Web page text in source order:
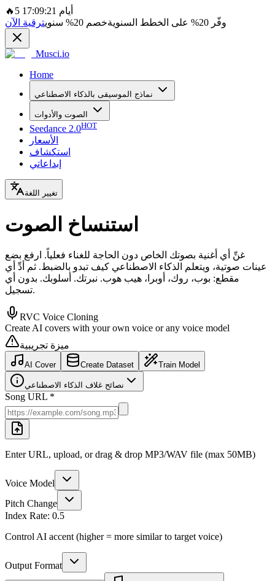
🔥
5 أيام 17:09:21
وفّر 20% على الخطط السنويةخصم 20% سنويترقية الآن
Musci.io
Home
نماذج الموسيقى بالذكاء الاصطناعي
الصوت والأدوات
Seedance 2.0HOT
الأسعار
استكشاف
إبداعاتي
تغيير اللغة
استنساخ الصوت
غنِّ أي أغنية بصوتك الخاص دون الحاجة للغناء فعلياً. ارفع بضع
عينات صوتية، ويتعلم الذكاء الاصطناعي كيف تبدو بالضبط. ثم أدِّ أي
مقطع: بوب، روك، أوبرا، هيب هوب. نبرتك. أسلوبك. بدون أي
تسجيل.
RVC Voice Cloning
Create AI covers with your own voice or any voice model
ميزة تجريبية
AI Cover Create Dataset Train Model
نصائح غلاف الذكاء الاصطناعي
Song URL *
Enter URL, upload, or drag & drop MP3/WAV file (max 50MB)
Voice Model
Pitch Change
Index Rate: 0.5
Control AI accent (higher = more similar to target voice)
Output Format